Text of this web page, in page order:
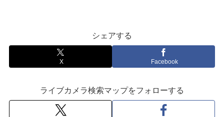
シェアする
X Facebook
ライブカメラ検索マップをフォローする